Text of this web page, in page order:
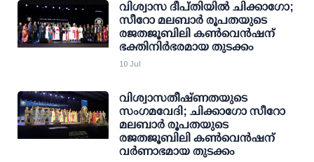
വിശ്വാസ ദീപ്തിയില്‍ ചിക്കാഗോ;
സീറോ മലബാര്‍ രൂപതയുടെ
രജതജൂബിലി കണ്‍വെന്‍ഷന്
ഭക്തിനിര്‍ഭരമായ തുടക്കം
10 Jul
വിശ്വാസതീഷ്ണതയുടെ
സംഗമവേദി; ചിക്കാഗോ സീറോ
മലബാർ രൂപതയുടെ
രജതജൂബിലി കൺവെൻഷന്
വർണാഭമായ തുടക്കം